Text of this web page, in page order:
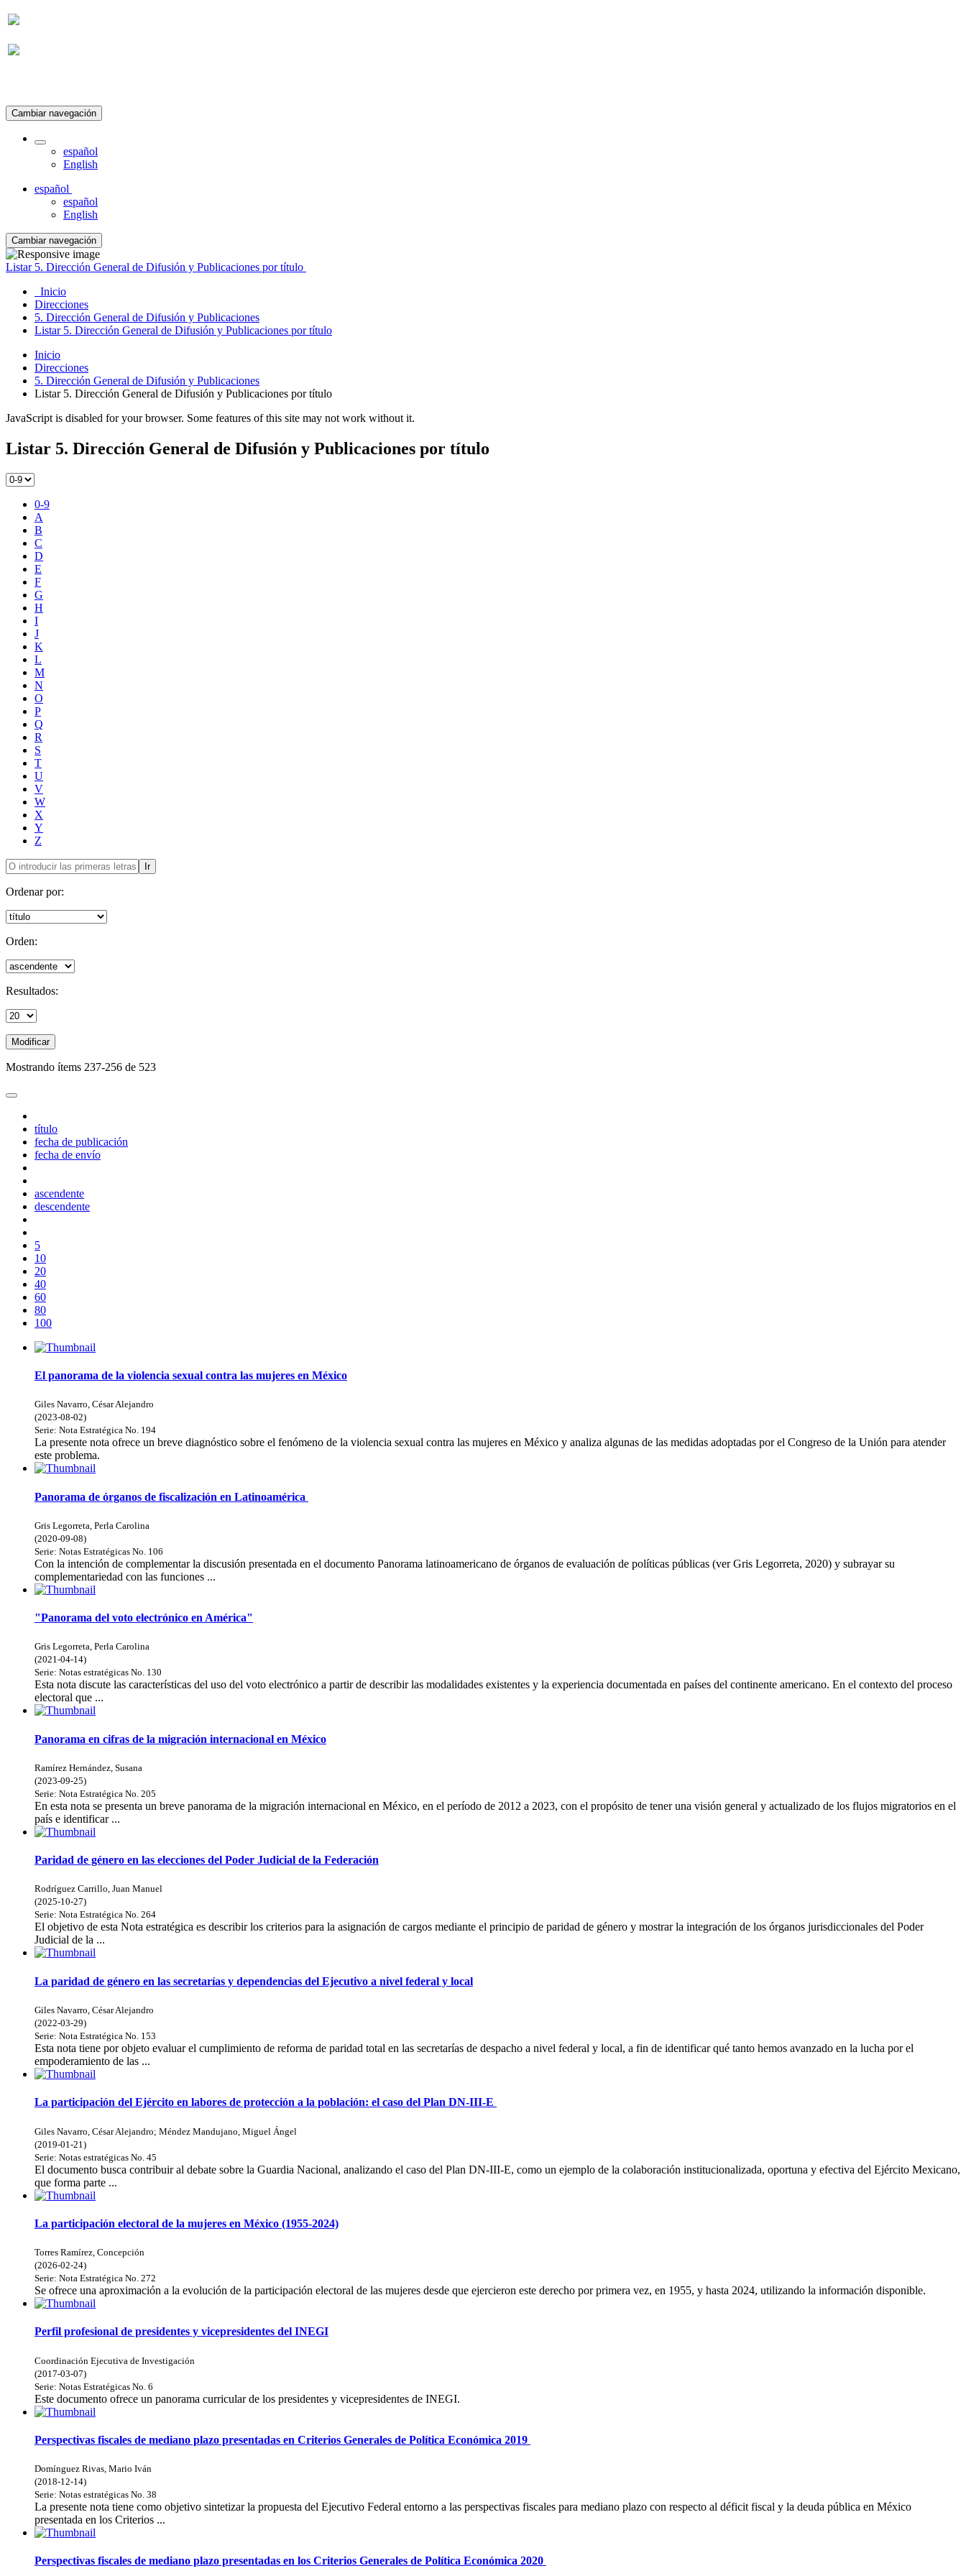
Cambiar navegación
español
English
español
español
English
Cambiar navegación
Listar 5. Dirección General de Difusión y Publicaciones por título
Inicio
Direcciones
5. Dirección General de Difusión y Publicaciones
Listar 5. Dirección General de Difusión y Publicaciones por título
Inicio
Direcciones
5. Dirección General de Difusión y Publicaciones
Listar 5. Dirección General de Difusión y Publicaciones por título
JavaScript is disabled for your browser. Some features of this site may not work without it.
Listar 5. Dirección General de Difusión y Publicaciones por título
0-9
A
B
C
D
E
F
G
H
I
J
K
L
M
N
O
P
Q
R
S
T
U
V
W
X
Y
Z
Ir
Ordenar por:
Orden:
Resultados:
Modificar
Mostrando ítems 237-256 de 523
título
fecha de publicación
fecha de envío
ascendente
descendente
5
10
20
40
60
80
100
El panorama de la violencia sexual contra las mujeres en México
Giles Navarro, César Alejandro
(2023-08-02)
Serie: Nota Estratégica No. 194
La presente nota ofrece un breve diagnóstico sobre el fenómeno de la violencia sexual contra las mujeres en México y analiza algunas de las medidas adoptadas por el Congreso de la Unión para atender
este problema.
Panorama de órganos de fiscalización en Latinoamérica
Gris Legorreta, Perla Carolina
(2020-09-08)
Serie: Notas Estratégicas No. 106
Con la intención de complementar la discusión presentada en el documento Panorama latinoamericano de órganos de evaluación de políticas públicas (ver Gris Legorreta, 2020) y subrayar su
complementariedad con las funciones ...
"Panorama del voto electrónico en América"
Gris Legorreta, Perla Carolina
(2021-04-14)
Serie: Notas estratégicas No. 130
Esta nota discute las características del uso del voto electrónico a partir de describir las modalidades existentes y la experiencia documentada en países del continente americano. En el contexto del proceso
electoral que ...
Panorama en cifras de la migración internacional en México
Ramírez Hernández, Susana
(2023-09-25)
Serie: Nota Estratégica No. 205
En esta nota se presenta un breve panorama de la migración internacional en México, en el período de 2012 a 2023, con el propósito de tener una visión general y actualizado de los flujos migratorios en el
país e identificar ...
Paridad de género en las elecciones del Poder Judicial de la Federación
Rodríguez Carrillo, Juan Manuel
(2025-10-27)
Serie: Nota Estratégica No. 264
El objetivo de esta Nota estratégica es describir los criterios para la asignación de cargos mediante el principio de paridad de género y mostrar la integración de los órganos jurisdiccionales del Poder
Judicial de la ...
La paridad de género en las secretarías y dependencias del Ejecutivo a nivel federal y local
Giles Navarro, César Alejandro
(2022-03-29)
Serie: Nota Estratégica No. 153
Esta nota tiene por objeto evaluar el cumplimiento de reforma de paridad total en las secretarías de despacho a nivel federal y local, a fin de identificar qué tanto hemos avanzado en la lucha por el
empoderamiento de las ...
La participación del Ejército en labores de protección a la población: el caso del Plan DN-III-E
Giles Navarro, César Alejandro; Méndez Mandujano, Miguel Ángel
(2019-01-21 )
Serie: Notas estratégicas No. 45
El documento busca contribuir al debate sobre la Guardia Nacional, analizando el caso del Plan DN-III-E, como un ejemplo de la colaboración institucionalizada, oportuna y efectiva del Ejército Mexicano,
que forma parte ...
La participación electoral de la mujeres en México (1955-2024)
Torres Ramírez, Concepción
(2026-02-24)
Serie: Nota Estratégica No. 272
Se ofrece una aproximación a la evolución de la participación electoral de las mujeres desde que ejercieron este derecho por primera vez, en 1955, y hasta 2024, utilizando la información disponible.
Perfil profesional de presidentes y vicepresidentes del INEGI
Coordinación Ejecutiva de Investigación
(2017-03-07)
Serie: Notas Estratégicas No. 6
Este documento ofrece un panorama curricular de los presidentes y vicepresidentes de INEGI.
Perspectivas fiscales de mediano plazo presentadas en Criterios Generales de Política Económica 2019
Domínguez Rivas, Mario Iván
(2018-12-14)
Serie: Notas estratégicas No. 38
La presente nota tiene como objetivo sintetizar la propuesta del Ejecutivo Federal entorno a las perspectivas fiscales para mediano plazo con respecto al déficit fiscal y la deuda pública en México
presentada en los Criterios ...
Perspectivas fiscales de mediano plazo presentadas en los Criterios Generales de Política Económica 2020